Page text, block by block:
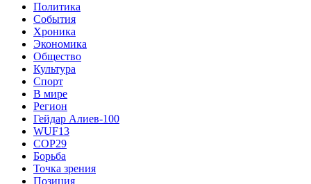
Политика
События
Хроника
Экономика
Общество
Культура
Спорт
В мире
Регион
Гейдар Алиев-100
WUF13
COP29
Борьба
Точка зрения
Позиция